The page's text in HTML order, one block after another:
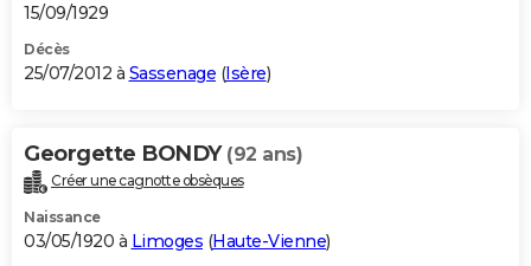
15/09/1929
Décès
25/07/2012 à Sassenage (Isère)
Georgette BONDY (92 ans)
Créer une cagnotte obsèques
Naissance
03/05/1920 à Limoges (Haute-Vienne)